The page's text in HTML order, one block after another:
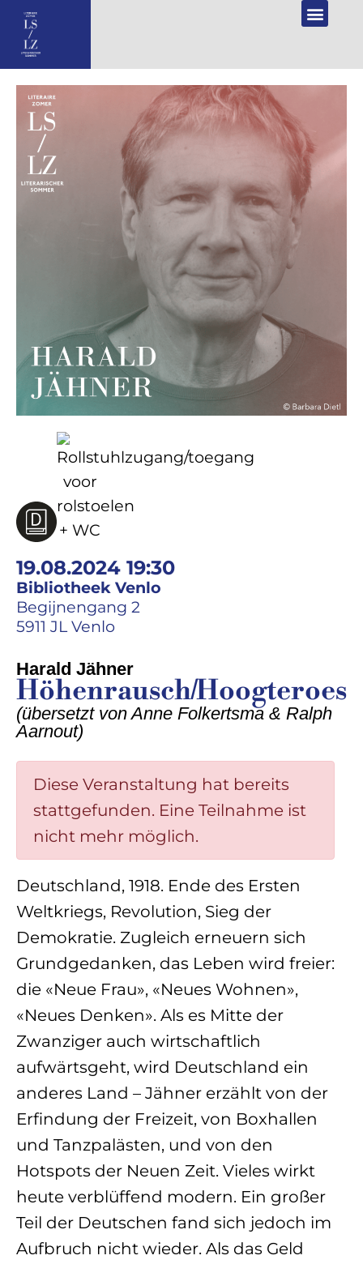
DE
19.08.2024 19:30
Bibliotheek Venlo
Begijnengang 2
5911 JL Venlo
Harald Jähner
Höhenrausch/Hoogteroes
(übersetzt von Anne Folkertsma & Ralph
Aarnout)
Diese Veranstaltung hat bereits
stattgefunden. Eine Teilnahme ist
nicht mehr möglich.
Deutschland, 1918. Ende des Ersten
Weltkriegs, Revolution, Sieg der
Demokratie. Zugleich erneuern sich
Grundgedanken, das Leben wird freier:
die «Neue Frau», «Neues Wohnen»,
«Neues Denken». Als es Mitte der
Zwanziger auch wirtschaftlich
aufwärtsgeht, wird Deutschland ein
anderes Land – Jähner erzählt von der
Erfindung der Freizeit, von Boxhallen
und Tanzpalästen, und von den
Hotspots der Neuen Zeit. Vieles wirkt
heute verblüffend modern. Ein großer
Teil der Deutschen fand sich jedoch im
Aufbruch nicht wieder. Als das Geld